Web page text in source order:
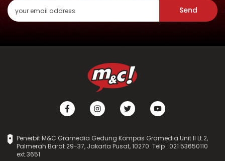
Send
Penerbit M&C Gramedia Gedung Kompas Gramedia Unit II Lt.2,
Palmerah Barat 29-37, Jakarta Pusat, 10270. Telp : 021 53650110
ext.3651